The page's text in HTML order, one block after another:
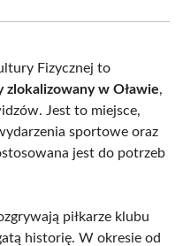
Fizycznej to
w Oławie,
Jest to miejsce,
sportowe oraz
jest do potrzeb
piłkarze klubu
historię. W okresie od